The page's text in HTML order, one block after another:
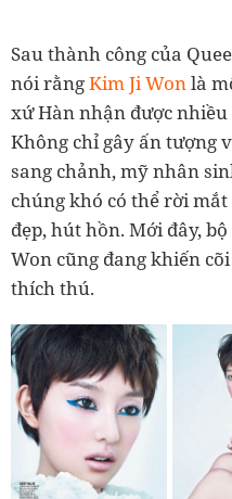
Sau thành công của
nói rằngKim Ji Wonlà
xứ Hàn nhận được
Không chỉ gây ấn tượng
sang chảnh, mỹ nhân
chúng khó có thể rời
đẹp, hút hồn. Mới đây,
Won cũng đang khiến
thích thú.